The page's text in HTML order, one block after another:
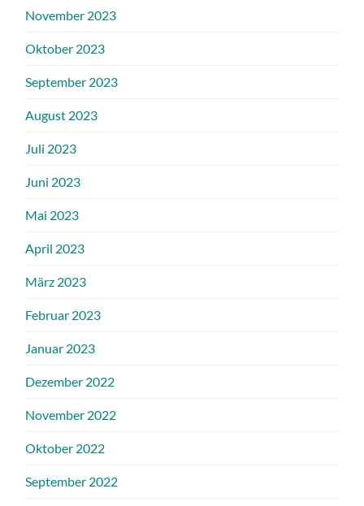
November 2023
Oktober 2023
September 2023
August 2023
Juli 2023
Juni 2023
Mai 2023
April 2023
März 2023
Februar 2023
Januar 2023
Dezember 2022
November 2022
Oktober 2022
September 2022